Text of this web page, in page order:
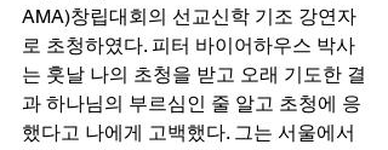
AMA)창립대회의 선교신학 기조 강연자
로 초청하였다. 피터 바이어하우스 박사
는 훗날 나의 초청을 받고 오래 기도한 결
과 하나님의 부르심인 줄 알고 초청에 응
했다고 나에게 고백했다. 그는 서울에서